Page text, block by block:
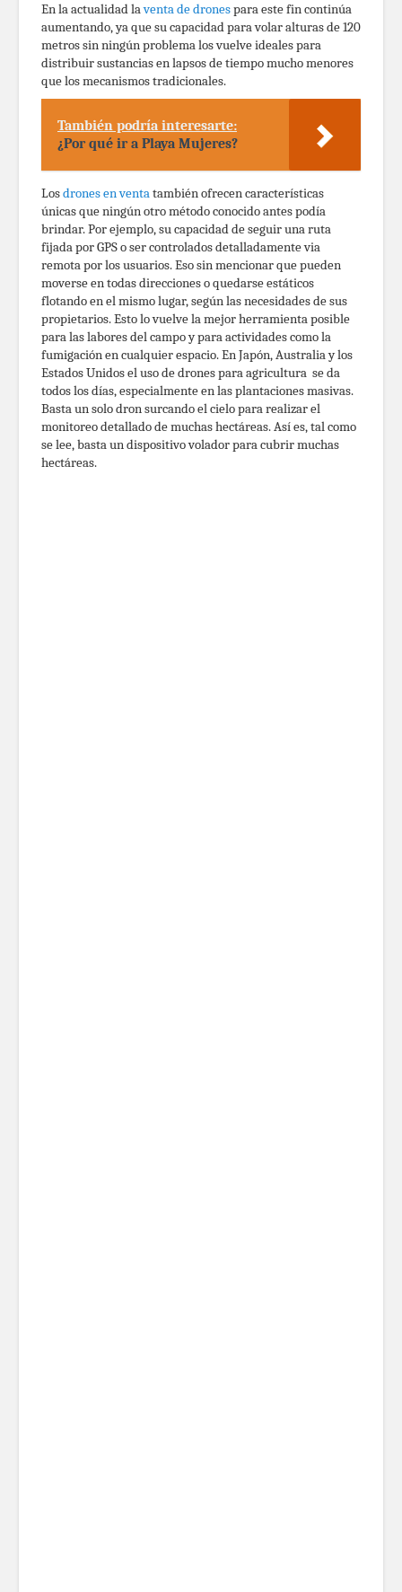
En la actualidad laventa de dronespara este fin continúa
aumentando, ya que su capacidad para volar alturas de 120
metros sin ningún problema los vuelve ideales para
distribuir sustancias en lapsos de tiempo mucho menores
que los mecanismos tradicionales.
También podría interesarte:
¿Por qué ir a Playa Mujeres?
Losdrones en ventatambién ofrecen características
únicas que ningún otro método conocido antes podía
brindar. Por ejemplo, su capacidad de seguir una ruta
fijada por GPS o ser controlados detalladamente via
remota por los usuarios. Eso sin mencionar que pueden
moverse en todas direcciones o quedarse estáticos
flotando en el mismo lugar, según las necesidades de sus
propietarios. Esto lo vuelve la mejor herramienta posible
para las labores del campo y para actividades como la
fumigación en cualquier espacio. En Japón, Australia y los
Estados Unidos el uso de drones para agricultura se da
todos los días, especialmente en las plantaciones masivas.
Basta un solo dron surcando el cielo para realizar el
monitoreo detallado de muchas hectáreas. Así es, tal como
se lee, basta un dispositivo volador para cubrir muchas
hectáreas.